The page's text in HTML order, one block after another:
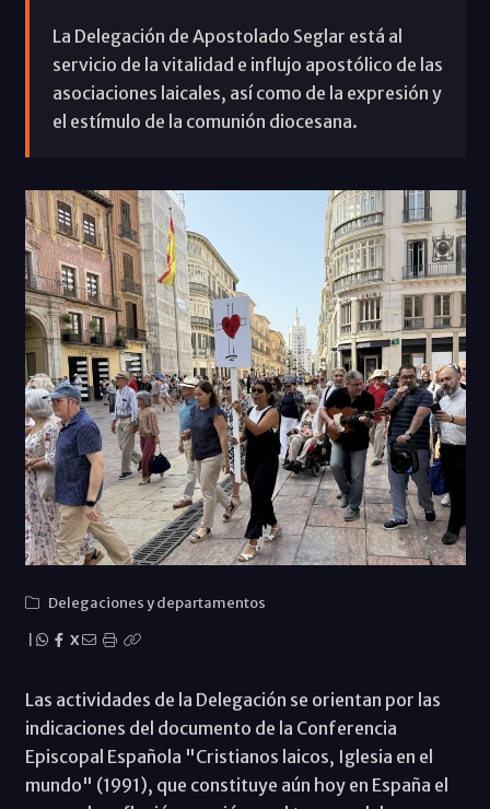
La Delegación de Apostolado Seglar está al
servicio de la vitalidad e influjo apostólico de las
asociaciones laicales, así como de la expresión y
el estímulo de la comunión diocesana.
Delegaciones y departamentos
X
Las actividades de la Delegación se orientan por las
indicaciones del documento de la Conferencia
Episcopal Española "Cristianos laicos, Iglesia en el
mundo" (1991), que constituye aún hoy en España el